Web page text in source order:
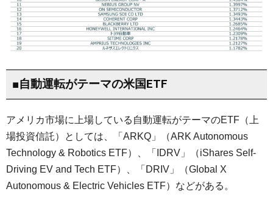
■自動運転がテーマの米国ETF
アメリカ市場に上場している自動運転がテーマのETF（上
場投資信託）としては、「ARKQ」（ARK Autonomous
Technology & Robotics ETF）、「IDRV」（iShares Self-
Driving EV and Tech ETF）、「DRIV」（Global X
Autonomous & Electric Vehicles ETF）などがある。